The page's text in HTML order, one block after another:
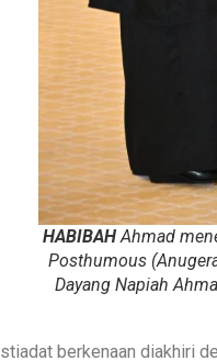
HABIBAHAhmad
Posthumous
Dayang Napiah
Istiadat berkenaan diakhiri